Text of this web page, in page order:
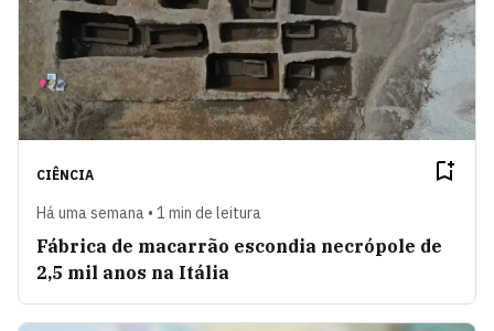
CIÊNCIA
Há uma semana • 1 min de leitura
Fábrica de macarrão escondia necrópole de
2,5 mil anos na Itália